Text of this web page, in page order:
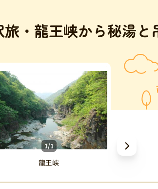
旅・龍王峡から秘湯
1/1
龍王峡